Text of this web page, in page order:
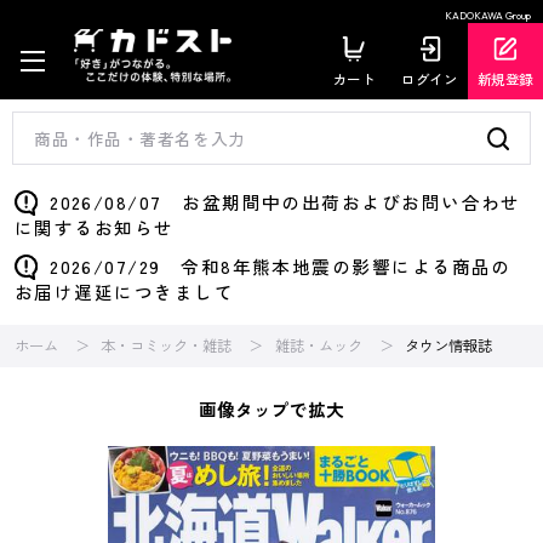
KADOKAWA Group
カート ログイン 新規登録
2026/08/07 お盆期間中の出荷およびお問い合わせ
に関するお知らせ
2026/07/29 令和8年熊本地震の影響による商品の
お届け遅延につきまして
ホーム 本・コミック・雑誌 雑誌・ムック タウン情報誌
画像タップで拡大